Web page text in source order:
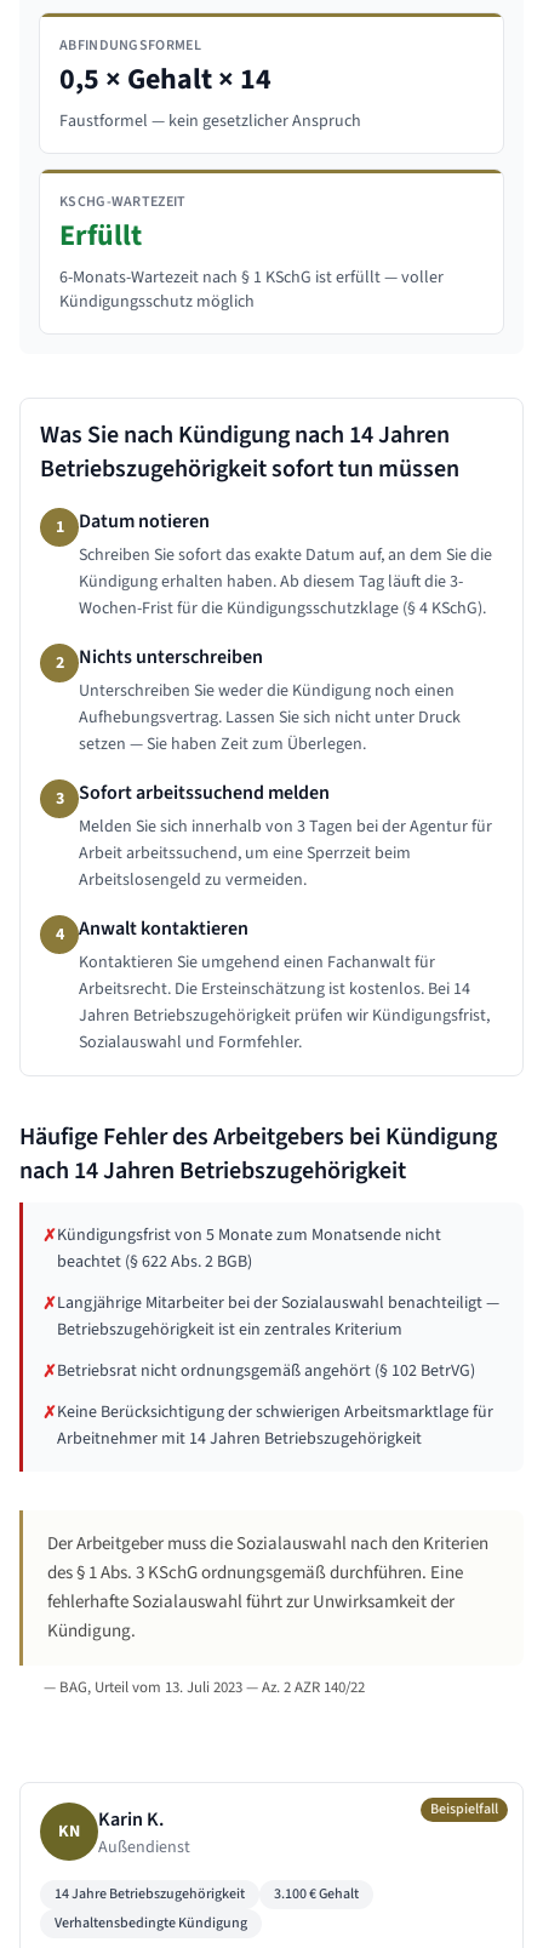
ABFINDUNGSFORMEL
0,5 × Gehalt × 14
Faustformel — kein gesetzlicher Anspruch
KSCHG-WARTEZEIT
Erfüllt
6-Monats-Wartezeit nach § 1 KSchG ist erfüllt — voller
Kündigungsschutz möglich
Was Sie nach Kündigung nach 14 Jahren
Betriebszugehörigkeit sofort tun müssen
1 Datum notieren
Schreiben Sie sofort das exakte Datum auf, an dem Sie die
Kündigung erhalten haben. Ab diesem Tag läuft die 3-
Wochen-Frist für die Kündigungsschutzklage (§ 4 KSchG).
2 Nichts unterschreiben
Unterschreiben Sie weder die Kündigung noch einen
Aufhebungsvertrag. Lassen Sie sich nicht unter Druck
setzen — Sie haben Zeit zum Überlegen.
3 Sofort arbeitssuchend melden
Melden Sie sich innerhalb von 3 Tagen bei der Agentur für
Arbeit arbeitssuchend, um eine Sperrzeit beim
Arbeitslosengeld zu vermeiden.
4 Anwalt kontaktieren
Kontaktieren Sie umgehend einen Fachanwalt für
Arbeitsrecht. Die Ersteinschätzung ist kostenlos. Bei 14
Jahren Betriebszugehörigkeit prüfen wir Kündigungsfrist,
Sozialauswahl und Formfehler.
Häufige Fehler des Arbeitgebers bei Kündigung
nach 14 Jahren Betriebszugehörigkeit
✗Kündigungsfrist von 5 Monate zum Monatsende nicht
beachtet (§ 622 Abs. 2 BGB)
✗Langjährige Mitarbeiter bei der Sozialauswahl benachteiligt —
Betriebszugehörigkeit ist ein zentrales Kriterium
✗Betriebsrat nicht ordnungsgemäß angehört (§ 102 BetrVG)
✗Keine Berücksichtigung der schwierigen Arbeitsmarktlage für
Arbeitnehmer mit 14 Jahren Betriebszugehörigkeit
Der Arbeitgeber muss die Sozialauswahl nach den Kriterien
des § 1 Abs. 3 KSchG ordnungsgemäß durchführen. Eine
fehlerhafte Sozialauswahl führt zur Unwirksamkeit der
Kündigung.
— BAG, Urteil vom 13. Juli 2023 — Az. 2 AZR 140/22
Beispielfall
KN Karin K.
Außendienst
14 JahreBetriebszugehörigkeit 3.100€ Gehalt
Verhaltensbedingte Kündigung